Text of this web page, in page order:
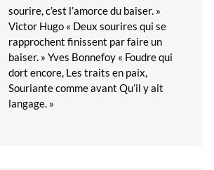
sourire, c’est l’amorce du baiser. »
Victor Hugo « Deux sourires qui se
rapprochent finissent par faire un
baiser. » Yves Bonnefoy « Foudre qui
dort encore, Les traits en paix,
Souriante comme avant Qu’il y ait
langage. »